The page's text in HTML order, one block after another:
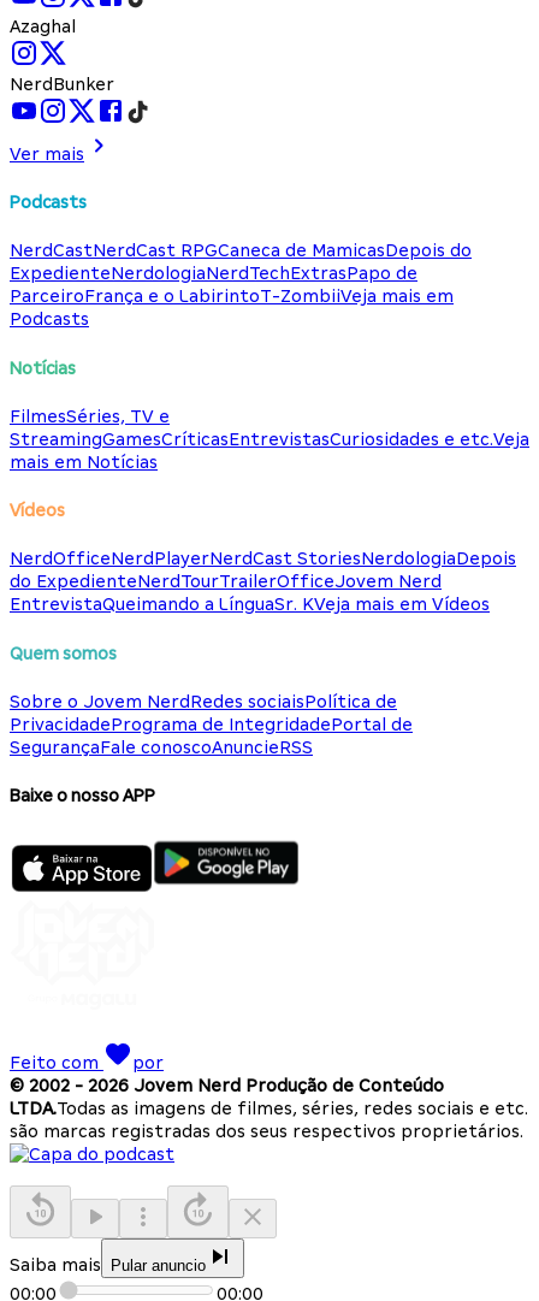
Azaghal
NerdBunker
Ver mais
Podcasts
NerdCastNerdCast RPGCaneca de MamicasDepois do
ExpedienteNerdologiaNerdTechExtrasPapo de
ParceiroFrança e o LabirintoT-ZombiiVeja mais em
Podcasts
Notícias
FilmesSéries, TV e
StreamingGamesCríticasEntrevistasCuriosidades e etc.Veja
mais em Notícias
Vídeos
NerdOfficeNerdPlayerNerdCast StoriesNerdologiaDepois
do ExpedienteNerdTourTrailerOfficeJovem Nerd
EntrevistaQueimando a LínguaSr. KVeja mais em Vídeos
Quem somos
Sobre o Jovem NerdRedes sociaisPolítica de
PrivacidadePrograma de IntegridadePortal de
SegurançaFale conoscoAnuncieRSS
Baixe o nosso APP
Feito com
por
© 2002 - 2026 Jovem Nerd Produção de Conteúdo
LTDA.Todas as imagens de filmes, séries, redes sociais e etc.
são marcas registradas dos seus respectivos proprietários.
Saiba mais Pular anuncio
00:00 00:00